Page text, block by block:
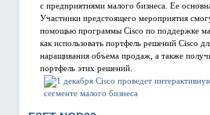
с предприятиями малого бизнеса. Ее
Участники предстоящего мероприятия
помощью программы Cisco по поддержке
как использовать портфель решений Cisco
наращивания объема продаж, а также
портфель этих решений.